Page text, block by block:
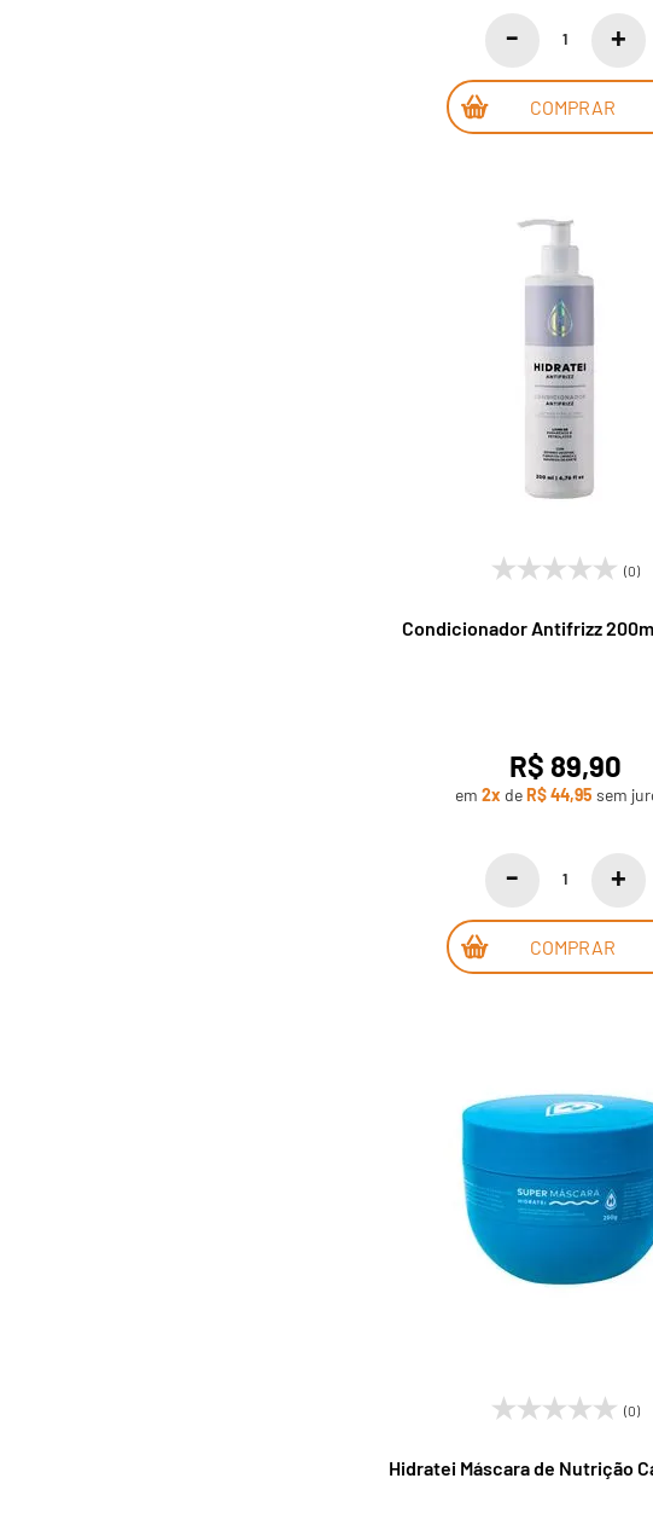
COMPRAR
(0)
Condicionador Antifrizz
R$ 89,90
em2x deR$ 44,95 sem
COMPRAR
(0)
Hidratei Máscara de Nutrição